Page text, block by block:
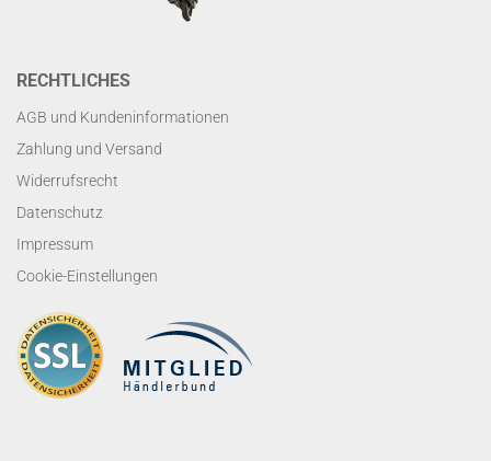
RECHTLICHES
AGB und Kundeninformationen
Zahlung und Versand
Widerrufsrecht
Datenschutz
Impressum
Cookie-Einstellungen